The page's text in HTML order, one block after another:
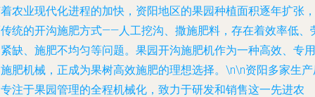
农业现代化进程的加快，资阳地区的果园种植面积逐年扩张，
统的开沟施肥方式——人工挖沟、撒施肥料，存在着效率低、
缺、施肥不均匀等问题。果园开沟施肥机作为一种高效、专用
肥机械，正成为果树高效施肥的理想选择。\n\n资阳多家生
注于果园管理的全程机械化，致力于研发和销售这一先进农